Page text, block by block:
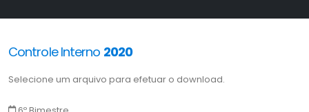
Controle Interno 2020
Selecione um arquivo para efetuar o download.